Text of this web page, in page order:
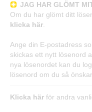
JAG HAR GLÖMT
Om du har glömt ditt
klicka här
Ange din E-postadress
skickas ett nytt lösenord
nya lösenordet kan du
lösenord om du så önskar.
Klicka här för andra